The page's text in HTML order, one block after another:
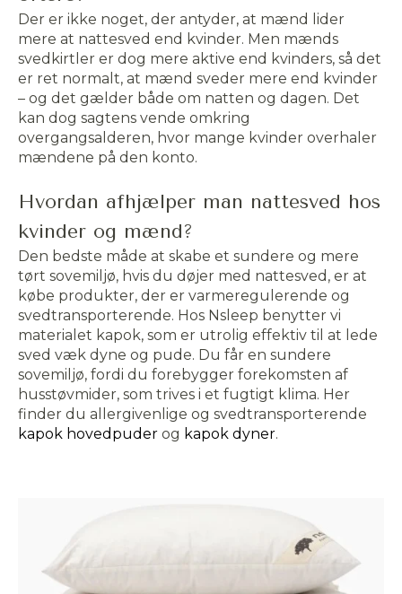
Afvis
Accepter
Der er ikke noget, der antyder, at mænd lider
mere at nattesved end kvinder. Men mænds
svedkirtler er dog mere aktive end kvinders, så det
er ret normalt, at mænd sveder mere end kvinder
– og det gælder både om natten og dagen. Det
kan dog sagtens vende omkring
overgangsalderen, hvor mange kvinder overhaler
mændene på den konto.
Hvordan afhjælper man nattesved hos
kvinder og mænd?
Den bedste måde at skabe et sundere og mere
tørt sovemiljø, hvis du døjer med nattesved, er at
købe produkter, der er varmeregulerende og
svedtransporterende. Hos Nsleep benytter vi
materialet kapok, som er utrolig effektiv til at lede
sved væk dyne og pude. Du får en sundere
sovemiljø, fordi du forebygger forekomsten af
husstøvmider, som trives i et fugtigt klima. Her
finder du allergivenlige og svedtransporterende
kapok hovedpuder og kapok dyner.